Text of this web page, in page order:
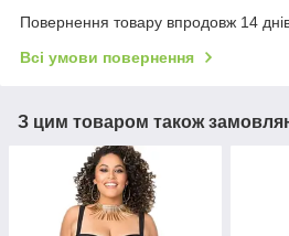
Повернення товару впродовж 14
Всі умови повернення
З цим товаром також